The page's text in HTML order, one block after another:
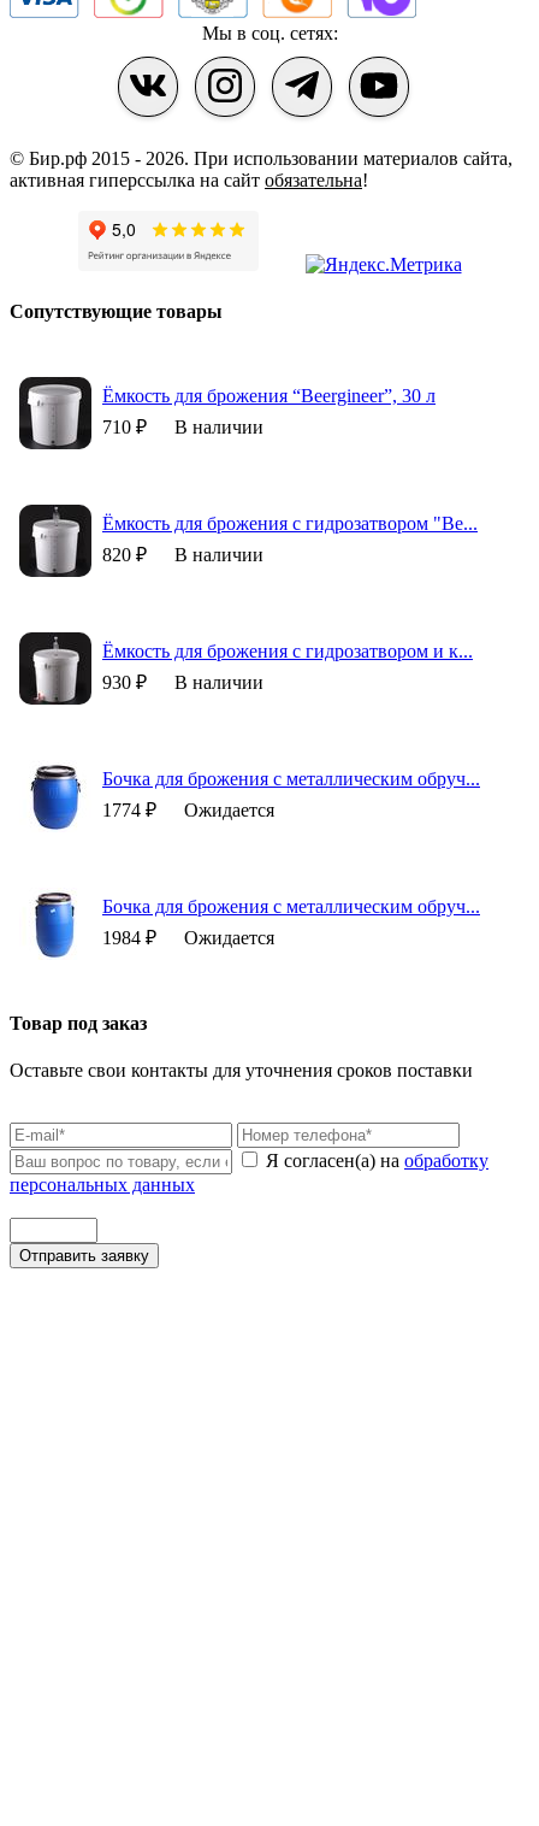
Мы в соц. сетях:
© Бир.рф 2015 - 2026. При использовании материалов сайта,
активная гиперссылка на сайт обязательна!
Сопутствующие товары
Ёмкость для брожения “Beergineer”, 30 л
710 ₽
В наличии
Ёмкость для брожения с гидрозатвором "Be...
820 ₽
В наличии
Ёмкость для брожения с гидрозатвором и к...
930 ₽
В наличии
Бочка для брожения с металлическим обруч...
1774 ₽
Ожидается
Бочка для брожения с металлическим обруч...
1984 ₽
Ожидается
Товар под заказ
Оставьте свои контакты для уточнения сроков поставки
Я согласен(а) на обработку
персональных данных
Отправить заявку